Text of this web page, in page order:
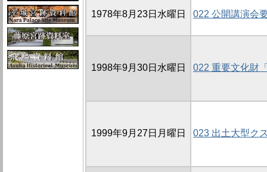
1978年8月23日水曜日 022 公開講演会
1998年9月30日水曜日 022 重要文化財
1999年9月27日月曜日 023 出土大型ク